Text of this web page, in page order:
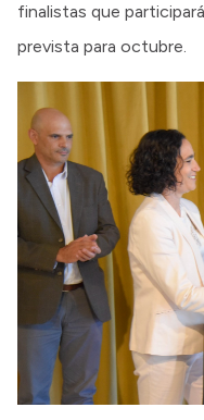
finalistas que
prevista para octubre.